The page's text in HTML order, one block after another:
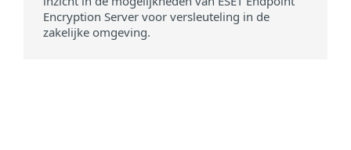
Encryption Server voor versleuteling in de
zakelijke omgeving.